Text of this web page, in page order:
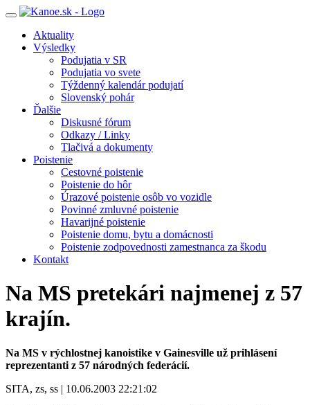
Toggle
navigationAktuality
Výsledky
Podujatia v SR
Podujatia vo svete
Týždenný kalendár podujatí
Slovenský pohár
Ďalšie
Diskusné fórum
Odkazy / Linky
Tlačivá a dokumenty
Poistenie
Cestovné poistenie
Poistenie do hôr
Úrazové poistenie osôb vo vozidle
Povinné zmluvné poistenie
Havarijné poistenie
Poistenie domu, bytu a domácnosti
Poistenie zodpovednosti zamestnanca za škodu
Kontakt
Na MS pretekári najmenej z 57
krajín.
Na MS v rýchlostnej kanoistike v Gainesville už prihlásení
reprezentanti z 57 národných federácií.
SITA, zs, ss | 10.06.2003 22:21:02